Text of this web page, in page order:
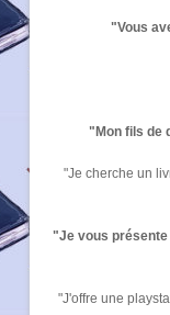
"Vous
"Mon fils de
"Je cherche un
"Je vous présente
"J'offre une